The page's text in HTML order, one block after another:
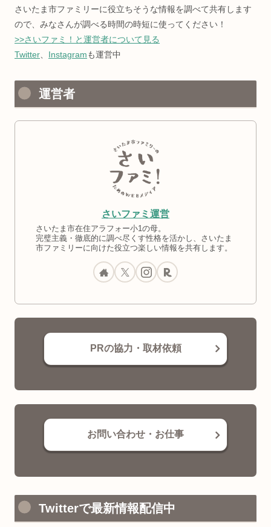
さいたま市ファミリーに役立ちそうな情報を調べて共有します
ので、みなさんが調べる時間の時短に使ってください！
>>さいファミ！と運営者について見る
Twitter
Instagramも運営中
運営者
さいファミ運営
さいたま市在住アラフォー小1の母。
完璧主義・徹底的に調べ尽くす性格を活かし、さいたま
市ファミリーに向けた役立つ楽しい情報を共有します。
PRの協力・取材依頼
お問い合わせ・お仕事
Twitterで最新情報配信中